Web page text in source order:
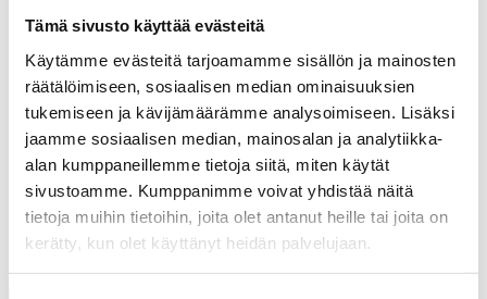
Tämä sivusto käyttää evästeitä
Käytämme evästeitä tarjoamamme sisällön ja mainosten
räätälöimiseen, sosiaalisen median ominaisuuksien
tukemiseen ja kävijämäärämme analysoimiseen. Lisäksi
jaamme sosiaalisen median, mainosalan ja analytiikka-
alan kumppaneillemme tietoja siitä, miten käytät
sivustoamme. Kumppanimme voivat yhdistää näitä
tietoja muihin tietoihin, joita olet antanut heille tai joita on
kerätty, kun olet käyttänyt heidän palvelujaan.
2020
2019
2018
2017